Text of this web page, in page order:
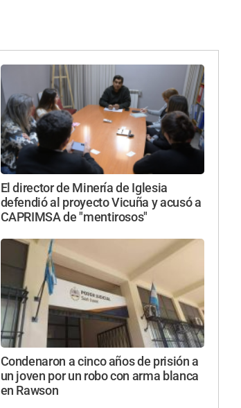
El director de Minería de Iglesia
defendió al proyecto Vicuña y acusó a
CAPRIMSA de "mentirosos"
Condenaron a cinco años de prisión a
un joven por un robo con arma blanca
en Rawson